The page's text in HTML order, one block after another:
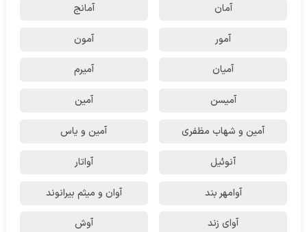
آمان آمانج
آمور آمون
آمیان آمیرم
آمیسن آمین
آمین و شهاب مظفری آمین و یاس
آنوئیل آواتار
آوامهر بند آوان و میثم بیرانوند
آوای زند آوش